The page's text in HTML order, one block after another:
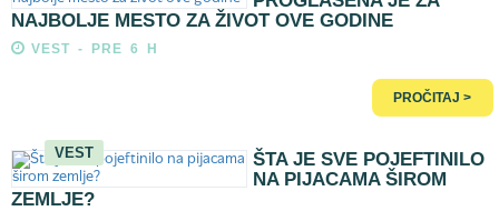
NAJBOLJE MESTO ZA ŽIVOT OVE GODINE
VEST - PRE 6 H
PROČITAJ >
VEST
ŠTA JE SVE POJEFTINILO
NA PIJACAMA ŠIROM
ZEMLJE?